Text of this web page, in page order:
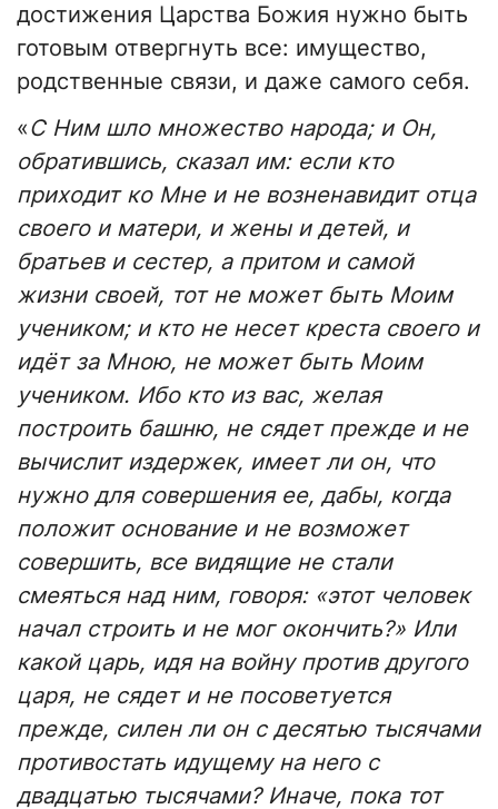
достижения Царства Божия нужно быть
готовым отвергнуть все: имущество,
родственные связи, и даже самого себя.
«С Ним шло множество народа; и Он,
обратившись, сказал им: если кто
приходит ко Мне и не возненавидит отца
своего и матери, и жены и детей, и
братьев и сестер, а притом и самой
жизни своей, тот не может быть Моим
учеником; и кто не несет креста своего и
идёт за Мною, не может быть Моим
учеником. Ибо кто из вас, желая
построить башню, не сядет прежде и не
вычислит издержек, имеет ли он, что
нужно для совершения ее, дабы, когда
положит основание и не возможет
совершить, все видящие не стали
смеяться над ним, говоря: «этот человек
начал строить и не мог окончить?» Или
какой царь, идя на войну против другого
царя, не сядет и не посоветуется
прежде, силен ли он с десятью тысячами
противостать идущему на него с
двадцатью тысячами? Иначе, пока тот